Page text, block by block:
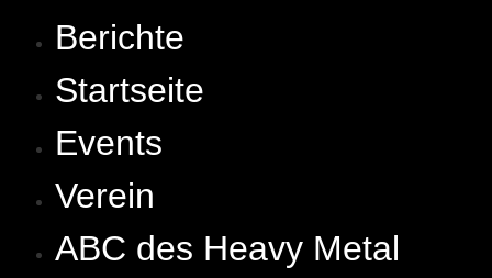
Berichte
Startseite
Events
Verein
ABC des Heavy Metal